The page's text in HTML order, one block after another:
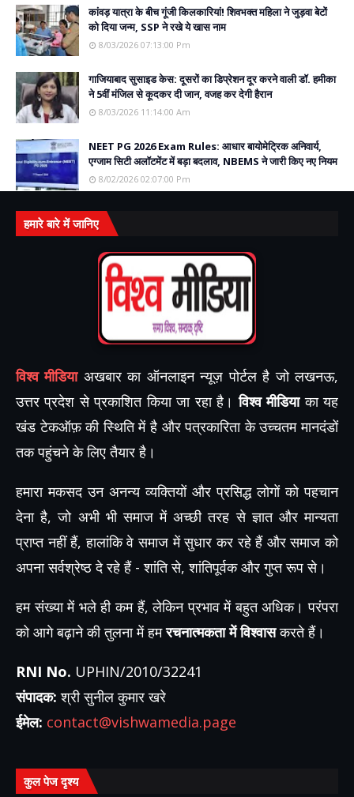
कांवड़ यात्रा के बीच गूंजी किलकारियां! शिवभक्त महिला ने जुड़वा बेटों
को दिया जन्म, SSP ने रखे ये खास नाम
8/03/2026 07:13:00 Pm
गाजियाबाद सुसाइड केस: दूसरों का डिप्रेशन दूर करने वाली डॉ. हमीका
ने 5वीं मंजिल से कूदकर दी जान, वजह कर देगी हैरान
8/03/2026 11:14:00 Am
NEET PG 2026 Exam Rules: आधार बायोमेट्रिक अनिवार्य,
एग्जाम सिटी अलॉटमेंट में बड़ा बदलाव, NBEMS ने जारी किए नए नियम
8/02/2026 02:07:00 Pm
हमारे बारे में जानिए
विश्व मीडियाअखबार का ऑनलाइन न्यूज़ पोर्टल है जो लखनऊ,
उत्तर प्रदेश से प्रकाशित किया जा रहा है।विश्व मीडियाका यह
खंड टेकऑफ़ की स्थिति में है और पत्रकारिता के उच्चतम मानदंडों
तक पहुंचने के लिए तैयार है।
हमारा मकसद उन अनन्य व्यक्तियों और प्रसिद्ध लोगों को पहचान
देना है, जो अभी भी समाज में अच्छी तरह से ज्ञात और मान्यता
प्राप्त नहीं हैं, हालांकि वे समाज में सुधार कर रहे हैं और समाज को
अपना सर्वश्रेष्ठ दे रहे हैं - शांति से, शांतिपूर्वक और गुप्त रूप से।
हम संख्या में भले ही कम हैं, लेकिन प्रभाव में बहुत अधिक। परंपरा
को आगे बढ़ाने की तुलना में हमरचनात्मकता में विश्वासकरते हैं।
RNI No. UPHIN/2010/32241
संपादक: श्री सुनील कुमार खरे
ईमेल: contact@vishwamedia.page
कुल पेज दृश्य